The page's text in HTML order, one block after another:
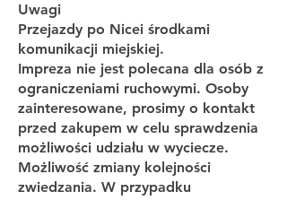
Uwagi
Przejazdy po Nicei środkami
komunikacji miejskiej.
Impreza nie jest polecana dla osób z
ograniczeniami ruchowymi. Osoby
zainteresowane, prosimy o kontakt
przed zakupem w celu sprawdzenia
możliwości udziału w wyciecze.
Możliwość zmiany kolejności
zwiedzania. W przypadku